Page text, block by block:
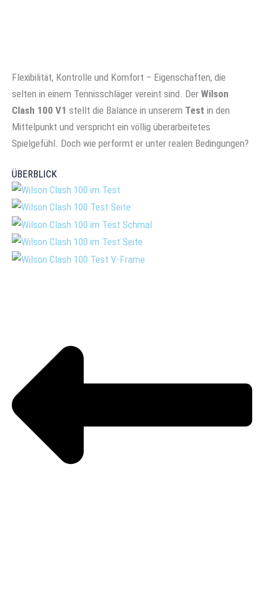
Flexibilität, Kontrolle und Komfort – Eigenschaften, die
selten in einem Tennisschläger vereint sind. Der Wilson
Clash 100 V1 stellt die Balance in unserem Test in den
Mittelpunkt und verspricht ein völlig überarbeitetes
Spielgefühl. Doch wie performt er unter realen Bedingungen?
ÜBERBLICK